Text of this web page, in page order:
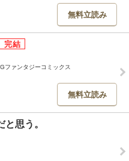
無料立読み
ファンタジーコミックス
無料立読み
思う。